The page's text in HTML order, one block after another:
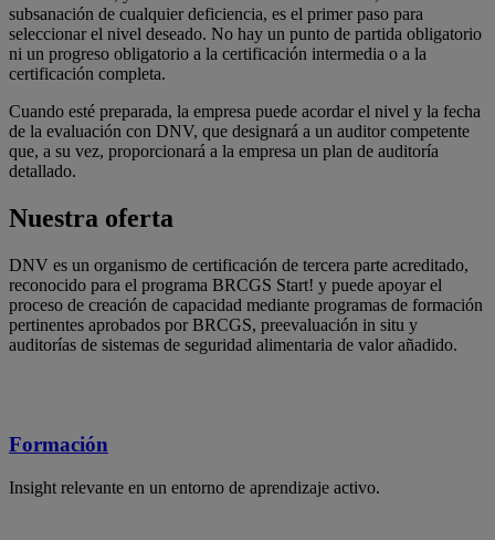
subsanación de cualquier deficiencia, es el primer paso para
seleccionar el nivel deseado. No hay un punto de partida obligatorio
ni un progreso obligatorio a la certificación intermedia o a la
certificación completa.
Cuando esté preparada, la empresa puede acordar el nivel y la fecha
de la evaluación con DNV, que designará a un auditor competente
que, a su vez, proporcionará a la empresa un plan de auditoría
detallado.
Nuestra oferta
DNV es un organismo de certificación de tercera parte acreditado,
reconocido para el programa BRCGS Start! y puede apoyar el
proceso de creación de capacidad mediante programas de formación
pertinentes aprobados por BRCGS, preevaluación in situ y
auditorías de sistemas de seguridad alimentaria de valor añadido.
Formación
Insight relevante en un entorno de aprendizaje activo.